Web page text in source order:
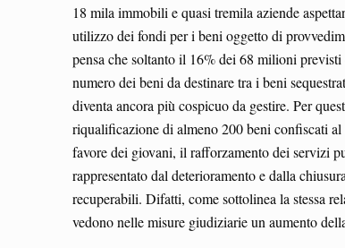
18 mila immobili e quasi tremila aziende
utilizzo dei fondi per i beni oggetto di
pensa che soltanto il 16% dei 68 milioni
numero dei beni da destinare tra i beni
diventa ancora più cospicuo da gestire. Per
riqualificazione di almeno 200 beni confiscati
favore dei giovani, il rafforzamento dei servizi
rappresentato dal deterioramento e dalla
recuperabili. Difatti, come sottolinea la stessa
vedono nelle misure giudiziarie un aumento